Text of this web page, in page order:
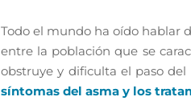
Todo el mundo ha oído hablar
entre la población que se
obstruye y dificulta el paso
síntomas del asma y los